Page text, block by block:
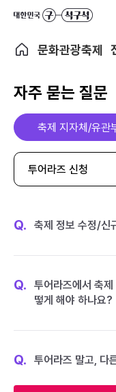
문화관광축제
자주 묻는 질문
축제 지자체/유관
투어라즈 신청
Q. 축제 정보 수정/신
Q.
투어라즈에서 축
떻게 해야 하나요?
Q. 투어라즈 말고, 다